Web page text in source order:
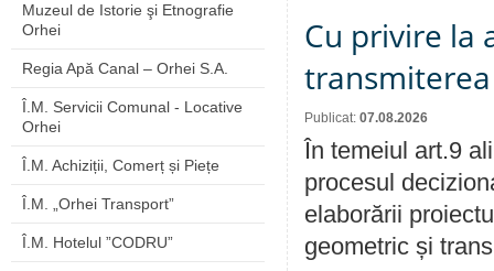
Muzeul de Istorie şi Etnografie
Orhei
Regia Apă Canal – Orhei S.A.
Î.M. Servicii Comunal - Locative
Orhei
Î.M. Achiziții, Comerț și Piețe
Î.M. „Orhei Transport”
Î.M. Hotelul ”CODRU”
Cu privire la
Publicat: 07.08.2026
În temeiul art.9
procesul
elaborării
geometric și